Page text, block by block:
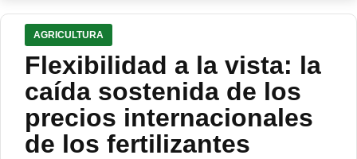
AGRICULTURA
Flexibilidad a la vista: la
caída sostenida de los
precios internacionales
de los fertilizantes